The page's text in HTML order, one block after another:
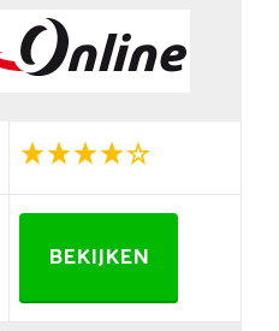
BEKIJKEN